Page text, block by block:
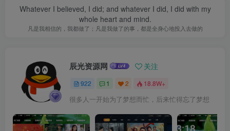
Whatever I believed, I did; and whatever I did, I did with my
whole heart and mind.
凡是我相信的，我都做了；凡是我做了的事，都是全身心地投入去做的
辰光资源网 关注
922 1 2 18.8W+
很多人一开始为了梦想而忙，后来忙得忘了梦想